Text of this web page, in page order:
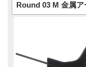
Round 03 M 金属